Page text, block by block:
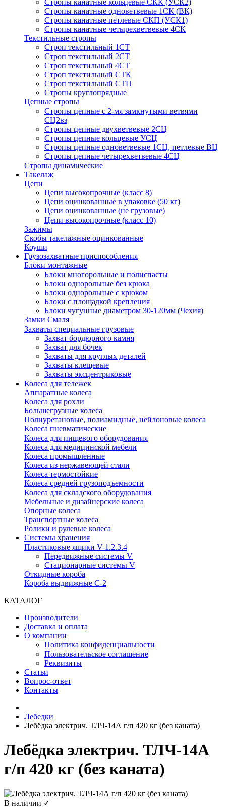
Стропы канатные кольцевые СКК (УСК2)
Стропы канатные одноветвевые 1СК (ВК)
Стропы канатные петлевые СКП (УСК1)
Стропы канатные четырехветвевые 4СК
Текстильные стропы
Строп текстильный 1СТ
Строп текстильный 2СТ
Строп текстильный 4СТ
Строп текстильный СТК
Строп текстильный СТП
Стропы круглопрядные
Цепные стропы
Стропы цепные с 2-мя замкнутыми ветвями
СЦ2вз
Стропы цепные двухветвевые 2СЦ
Стропы цепные кольцевые УСЦ
Стропы цепные одноветвевые 1СЦ, петлевые ВЦ
Стропы цепные четырехветвевые 4СЦ
Стропы динамические
Такелаж
Цепи
Цепи высокопрочные (класс 8)
Цепи оцинкованные в упаковке (50 кг)
Цепи оцинкованные (не грузовые)
Цепи высокопрочные (класс 10)
Зажимы
Скобы такелажные оцинкованные
Коуши
Грузозахватные приспособления
Блоки монтажные
Блоки многорольные и полиспасты
Блоки однорольные без крюка
Блоки однорольные с крюком
Блоки с площадкой крепления
Блоки чугунные диаметром 30-120мм (Чехия)
Замки Смаля
Захваты специальные грузовые
Захват бордюрного камня
Захват для бочек
Захваты для круглых деталей
Захваты клещевые
Захваты эксцентриковые
Колеса для тележек
Аппаратные колеса
Колеса для рохли
Большегрузные колеса
Полиуретановые, полиамидные, нейлоновые колеса
Колеса пневматические
Колеса для пищевого оборудования
Колеса для медицинской мебели
Колеса промышленные
Колеса из нержавеющей стали
Колеса термостойкие
Колеса средней грузоподъемности
Колеса для складского оборудования
Мебельные и дизайнерские колеса
Опорные колеса
Транспортные колеса
Ролики и рулевые колеса
Системы хранения
Пластиковые ящики V-1.2.3.4
Передвижные системы V
Стационарные системы V
Откидные короба
Короба выдвижные С-2
КАТАЛОГ
Производители
Доставка и оплата
О компании
Политика конфиденциальности
Пользовательское соглашение
Реквизиты
Статьи
Вопрос-ответ
Контакты
Лебедки
Лебёдка электрич. ТЛЧ-14А г/п 420 кг (без каната)
Лебёдка электрич. ТЛЧ-14А
г/п 420 кг (без каната)
В наличии ✓